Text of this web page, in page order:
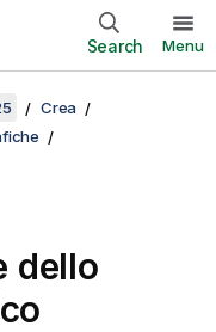
Search Menu
Crea
dello